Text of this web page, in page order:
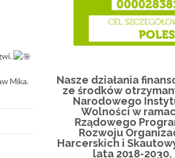
Mika.
Nasze działania
ze środków
Narodowego
Wolności w
Rządowego
Rozwoju
Harcerskich i
lata 2018-2030.